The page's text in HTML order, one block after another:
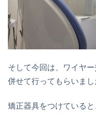
そして今回は、ワイヤ
併せて行ってもらいまし
矯正器具をつけている